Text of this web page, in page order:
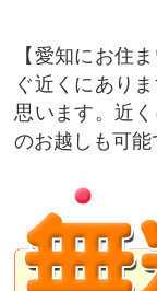
愛知にお住
ぐ近くにあり
思います。近
のお越しも可能